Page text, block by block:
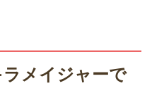
メイジャーで